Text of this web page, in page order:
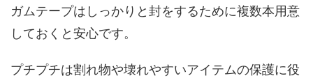
ガムテープはしっかりと封をするために複数本用意
しておくと安心です。
プチプチは割れ物や壊れやすいアイテムの保護に役